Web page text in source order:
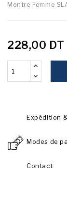
Montre Femme
228,00 DT
Expédition
Modes de
Contact